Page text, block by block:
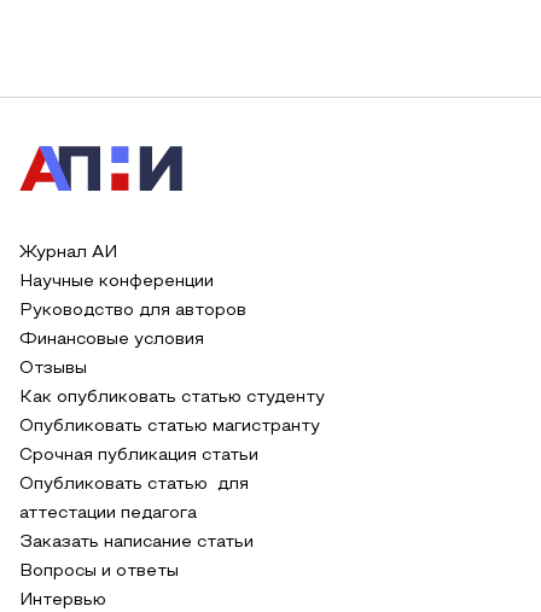
Журнал АИ
Научные конференции
Руководство для авторов
Финансовые условия
Отзывы
Как опубликовать статью студенту
Опубликовать статью магистранту
Срочная публикация статьи
Опубликовать статью для
аттестации педагога
Заказать написание статьи
Вопросы и ответы
Интервью